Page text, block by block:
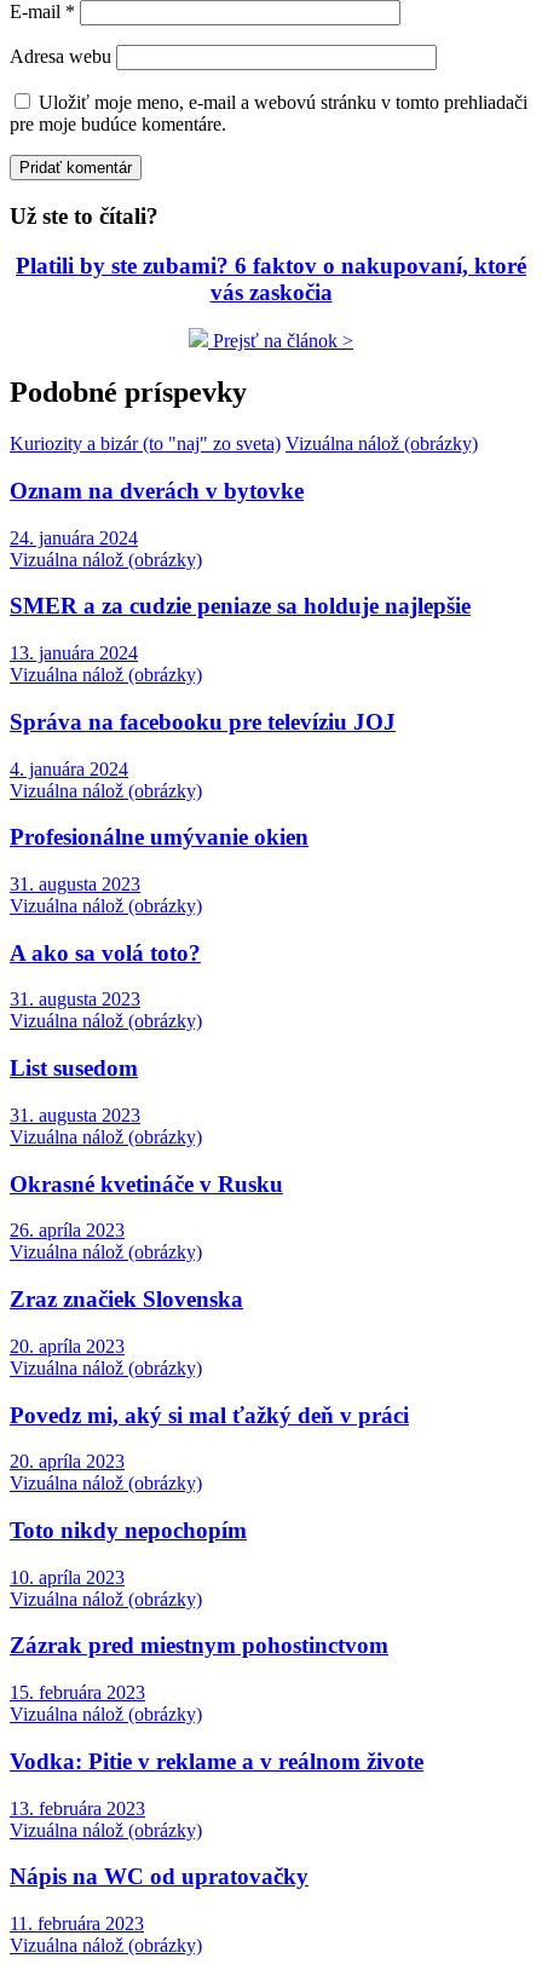
E-mail *
Adresa webu
Uložiť moje meno, e-mail a webovú stránku v tomto prehliadači
pre moje budúce komentáre.
Už ste to čítali?
Platili by ste zubami? 6 faktov o nakupovaní, ktoré
vás zaskočia
Prejsť na článok >
Podobné príspevky
Kuriozity a bizár (to "naj" zo sveta) Vizuálna nálož (obrázky)
Oznam na dverách v bytovke
24. januára 2024
Vizuálna nálož (obrázky)
SMER a za cudzie peniaze sa holduje najlepšie
13. januára 2024
Vizuálna nálož (obrázky)
Správa na facebooku pre televíziu JOJ
4. januára 2024
Vizuálna nálož (obrázky)
Profesionálne umývanie okien
31. augusta 2023
Vizuálna nálož (obrázky)
A ako sa volá toto?
31. augusta 2023
Vizuálna nálož (obrázky)
List susedom
31. augusta 2023
Vizuálna nálož (obrázky)
Okrasné kvetináče v Rusku
26. apríla 2023
Vizuálna nálož (obrázky)
Zraz značiek Slovenska
20. apríla 2023
Vizuálna nálož (obrázky)
Povedz mi, aký si mal ťažký deň v práci
20. apríla 2023
Vizuálna nálož (obrázky)
Toto nikdy nepochopím
10. apríla 2023
Vizuálna nálož (obrázky)
Zázrak pred miestnym pohostinctvom
15. februára 2023
Vizuálna nálož (obrázky)
Vodka: Pitie v reklame a v reálnom živote
13. februára 2023
Vizuálna nálož (obrázky)
Nápis na WC od upratovačky
11. februára 2023
Vizuálna nálož (obrázky)